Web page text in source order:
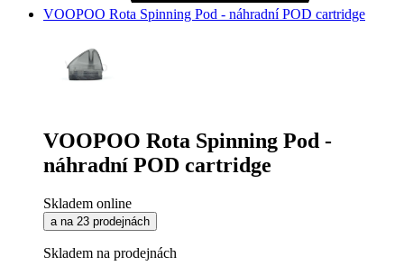
VOOPOO Rota Spinning Pod - náhradní POD cartridge
VOOPOO Rota Spinning Pod -
náhradní POD cartridge
Skladem online
a na 23 prodejnách
Skladem na prodejnách